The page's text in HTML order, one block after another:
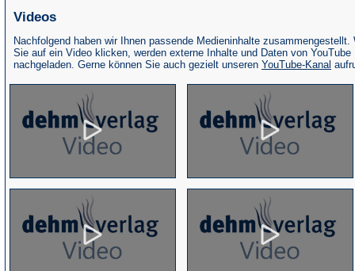
Videos
Nachfolgend haben wir Ihnen passende Medieninhalte zusammengestellt.
Sie auf ein Video klicken, werden externe Inhalte und Daten von YouTube
nachgeladen. Gerne können Sie auch gezielt unseren YouTube-Kanal